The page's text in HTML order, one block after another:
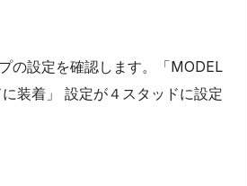
の設定を確認します。「MODEL
装着」 設定が４スタッドに設定